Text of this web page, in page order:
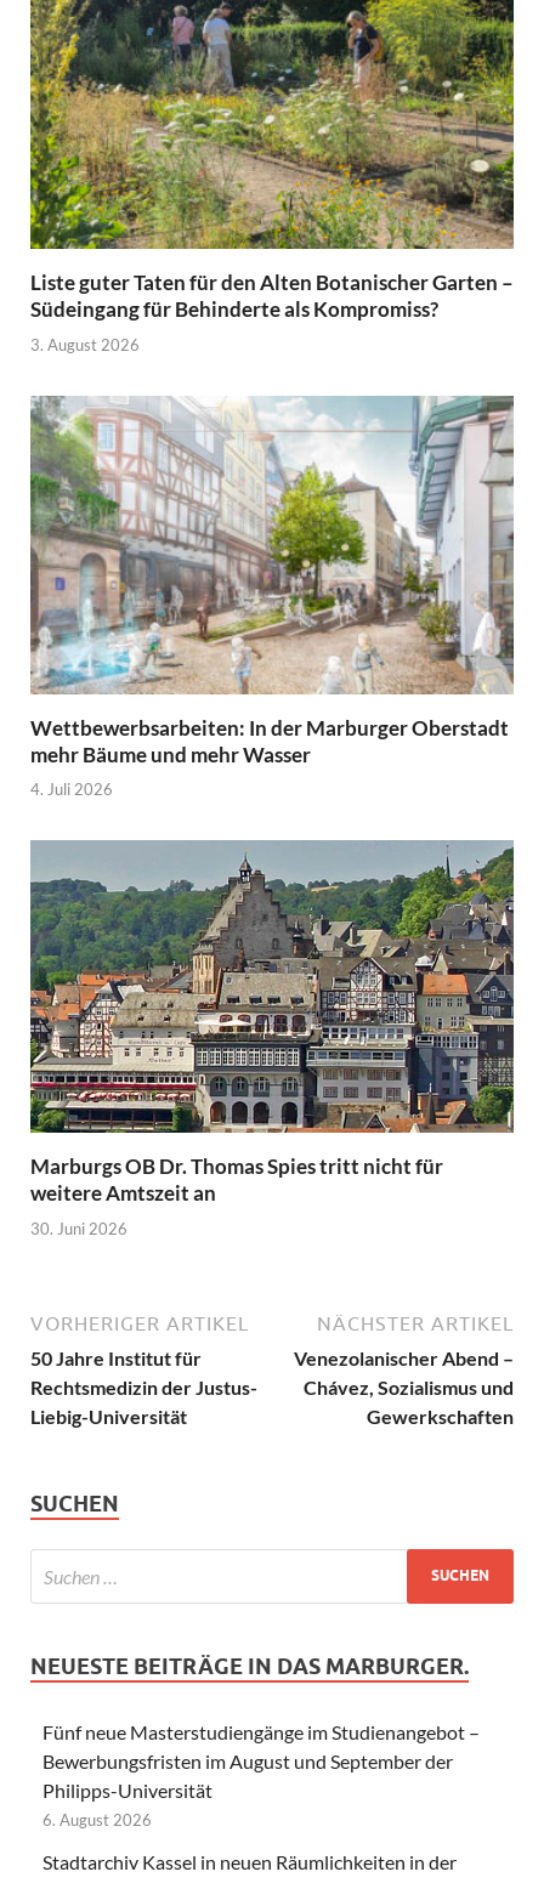
Liste guter Taten für den Alten Botanischer Garten –
Südeingang für Behinderte als Kompromiss?
3. August 2026
Wettbewerbsarbeiten: In der Marburger Oberstadt
mehr Bäume und mehr Wasser
4. Juli 2026
Marburgs OB Dr. Thomas Spies tritt nicht für
weitere Amtszeit an
30. Juni 2026
VORHERIGER ARTIKEL
50 Jahre Institut für
Rechtsmedizin der Justus-
Liebig-Universität
NÄCHSTER ARTIKEL
Venezolanischer Abend –
Chávez, Sozialismus und
Gewerkschaften
SUCHEN
NEUESTE BEITRÄGE IN DAS MARBURGER.
Fünf neue Masterstudiengänge im Studienangebot –
Bewerbungsfristen im August und September der
Philipps-Universität
6. August 2026
Stadtarchiv Kassel in neuen Räumlichkeiten in der